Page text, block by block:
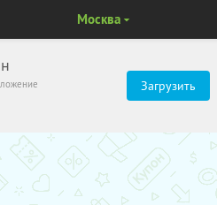
Загрузить
Москва